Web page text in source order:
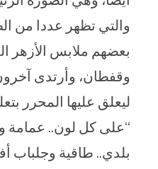
والتي تظهر عددا من
بعضهم ملابس الأزهر
وقفطان، وأرتدى
ليعلق عليها المحرر
“على كل لون.. عمامة
بلدي.. طاقية وجلباب